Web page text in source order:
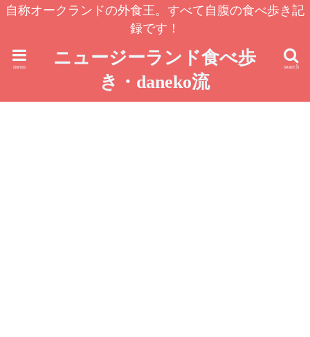
自称オークランドの外食王。すべて自腹の食べ歩き記
録です！
ニュージーランド食べ歩
き・daneko流
search
menu